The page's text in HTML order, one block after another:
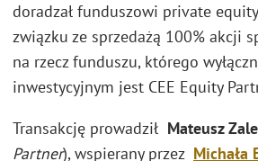
doradzał funduszowi private
związku ze sprzedażą 100% akcji
na rzecz funduszu, którego
inwestycyjnym jest CEE Equity
Transakcję prowadził Mateusz
Partner), wspierany przez Michała